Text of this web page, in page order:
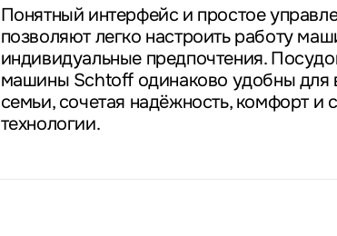
Понятный интерфейс и простое
позволяют легко настроить работу
индивидуальные предпочтения.
машины Schtoff одинаково удобны для
семьи, сочетая надёжность, комфорт и
технологии.